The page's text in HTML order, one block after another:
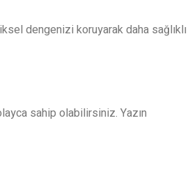
dengenizi koruyarak daha sağlıklı
sahip olabilirsiniz. Yazın